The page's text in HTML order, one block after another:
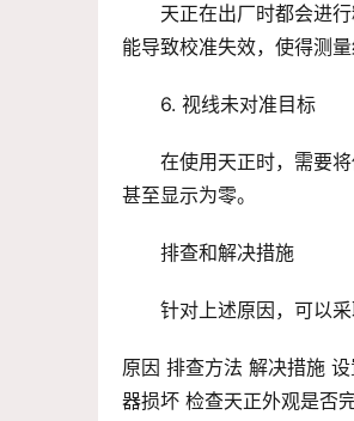
天正在出厂时都会进
能导致校准失效，使得测量
6. 视线未对准目标
在使用天正时，需要
甚至显示为零。
排查和解决措施
针对上述原因，可以
原因 排查方法 解决措施
器损坏 检查天正外观是否